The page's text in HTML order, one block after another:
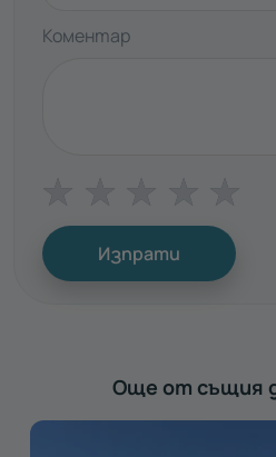
Коментар
Изпрати
Още от същия